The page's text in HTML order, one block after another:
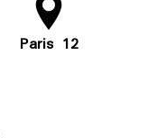
Paris 12